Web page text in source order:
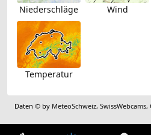
Niederschläge Wind
Temperatur
Daten © by MeteoSchweiz,SwissWebcams,